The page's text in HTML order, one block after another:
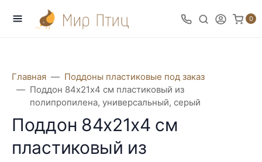
0
Главная
Поддоны пластиковые под заказ
Поддон 84х21х4 см пластиковый из
полипропилена, универсальный, серый
Поддон 84х21х4 см
пластиковый из